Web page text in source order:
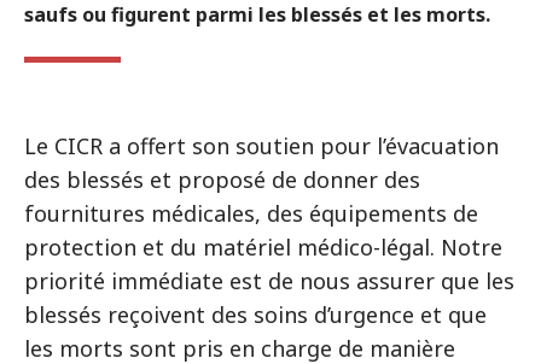
saufs ou figurent parmi les blessés et les morts.
Le CICR a offert son soutien pour l’évacuation
des blessés et proposé de donner des
fournitures médicales, des équipements de
protection et du matériel médico-légal. Notre
priorité immédiate est de nous assurer que les
blessés reçoivent des soins d’urgence et que
les morts sont pris en charge de manière